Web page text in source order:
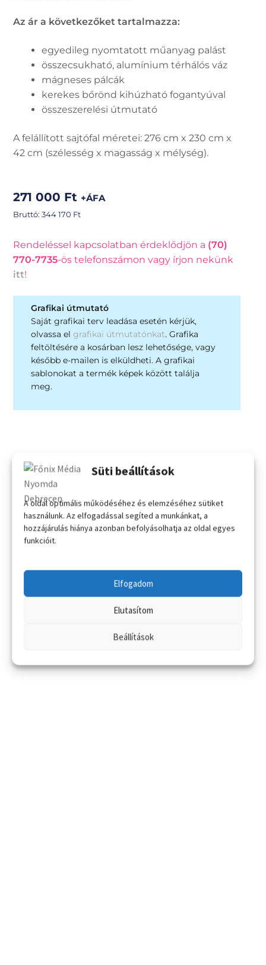
Süti beállítások
A oldal optimális működéséhez és elemzéséhez sütiket
használunk. Az elfogadással segíted a munkánkat, a
hozzájárulás hiánya azonban befolyásolhatja az oldal egyes
funkcióit.
Elfogadom
Elutasítom
Beállítások
Az ár a következőket tartalmazza:
egyedileg nyomtatott műanyag palást
összecsukható, alumínium térhálós váz
mágneses pálcák
kerekes bőrönd kihúzható fogantyúval
összeszerelési útmutató
A felállított sajtófal méretei: 276 cm x 230 cm x
42 cm (szélesség x magasság x mélység).
271 000 Ft +ÁFA
Bruttó:344 170 Ft
Rendeléssel kapcsolatban érdeklődjön a (70)
770-7735-ös telefonszámon vagy írjon nekünk
itt!
Grafikai útmutató
Saját grafikai terv leadása esetén kérjük,
olvassa elgrafikai útmutatónkat. Grafika
feltöltésére a kosárban lesz lehetősége, vagy
később e-mailen is elküldheti. A grafikai
sablonokat a termék képek között találja
meg.